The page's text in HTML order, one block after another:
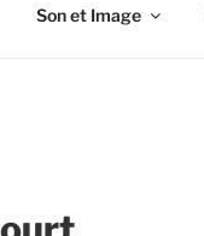
Son et Image